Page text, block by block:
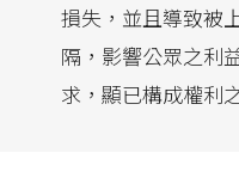
損失，並且導致被
隔，影響公眾之利
求，顯已構成權利